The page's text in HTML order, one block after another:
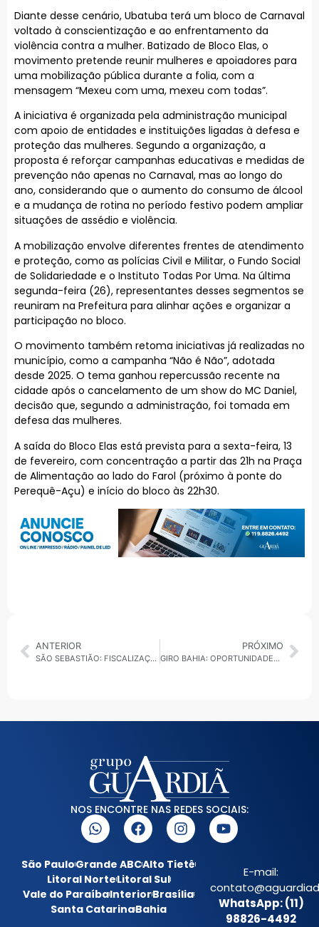
Diante desse cenário, Ubatuba terá um bloco de Carnaval
voltado à conscientização e ao enfrentamento da
violência contra a mulher. Batizado de Bloco Elas, o
movimento pretende reunir mulheres e apoiadores para
uma mobilização pública durante a folia, com a
mensagem “Mexeu com uma, mexeu com todas”.
A iniciativa é organizada pela administração municipal
com apoio de entidades e instituições ligadas à defesa e
proteção das mulheres. Segundo a organização, a
proposta é reforçar campanhas educativas e medidas de
prevenção não apenas no Carnaval, mas ao longo do
ano, considerando que o aumento do consumo de álcool
e a mudança de rotina no período festivo podem ampliar
situações de assédio e violência.
A mobilização envolve diferentes frentes de atendimento
e proteção, como as polícias Civil e Militar, o Fundo Social
de Solidariedade e o Instituto Todas Por Uma. Na última
segunda-feira (26), representantes desses segmentos se
reuniram na Prefeitura para alinhar ações e organizar a
participação no bloco.
O movimento também retoma iniciativas já realizadas no
município, como a campanha “Não é Não”, adotada
desde 2025. O tema ganhou repercussão recente na
cidade após o cancelamento de um show do MC Daniel,
decisão que, segundo a administração, foi tomada em
defesa das mulheres.
A saída do Bloco Elas está prevista para a sexta-feira, 13
de fevereiro, com concentração a partir das 21h na Praça
de Alimentação ao lado do Farol (próximo à ponte do
Perequê-Açu) e início do bloco às 22h30.
ANTERIOR
SÃO SEBASTIÃO: FISCALIZAÇÃO APREENDE ISOPOR, COOLER E CARRINHOS IRREGULARES EM PRAIAS E NO VERÃO SHOW 2026
PRÓXIMO
GIRO BAHIA: OPORTUNIDADES NO CARNAVAL, PREPARATIVOS PARA A FESTA DE IEMANJÁ E AÇÕES EM ILHÉUS E JUAZEIRO
NOS ENCONTRE NAS REDES SOCIAIS:
São PauloGrande ABCAlto Tietê
Litoral NorteLitoral Sul
Vale do ParaíbaInteriorBrasília
Santa CatarinaBahia
E-mail:
WhatsApp: (11)
98826-4492